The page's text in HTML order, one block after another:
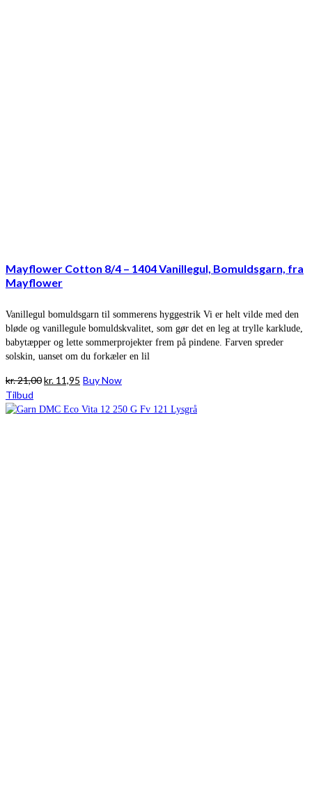
Mayflower Cotton 8/4 – 1404 Vanillegul, Bomuldsgarn, fra
Mayflower
Vanillegul bomuldsgarn til sommerens hyggestrik Vi er helt vilde med den
bløde og vanillegule bomuldskvalitet, som gør det en leg at trylle karklude,
babytæpper og lette sommerprojekter frem på pindene. Farven spreder
solskin, uanset om du forkæler en lil
kr.21,00Den
pris
kr. 11,95 Den
pris
Buy Now
Tilbud